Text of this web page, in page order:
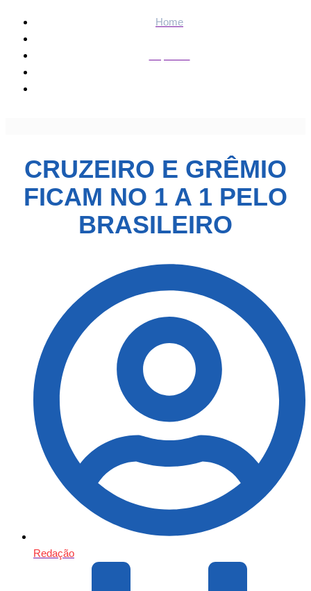
Home
CRUZEIRO E GRÊMIO
FICAM NO 1 A 1 PELO
BRASILEIRO
Redação